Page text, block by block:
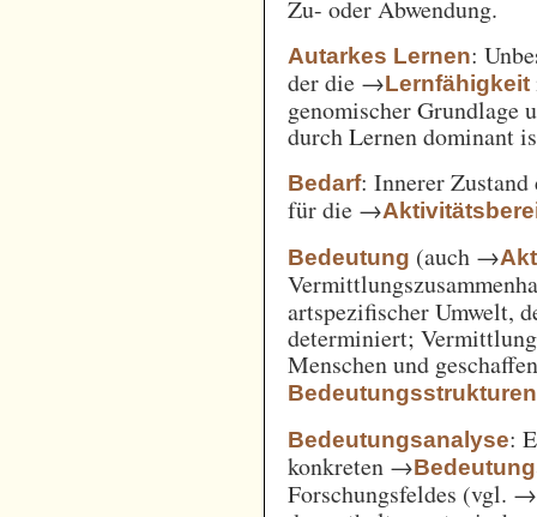
Zu- oder Abwendung.
Autarkes Lernen:
der die →Lernfähigkeit
genomischer Grundlage
durch Lernen dominant
Bedarf: Innerer
für die →
Bedeutung (auch →
artspezifischer Umwelt,
determiniert;
Menschen und
Bedeutungsstrukturen
Bedeutungsanalyse:
konkreten →
Forschungsfeldes (vgl. →